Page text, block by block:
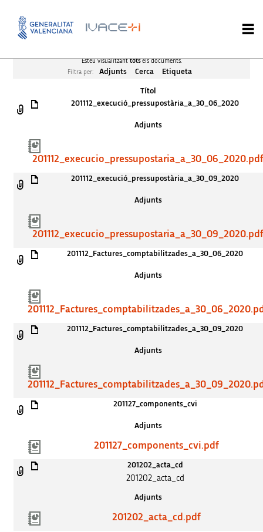
Esteu visualitzant totsels documents.
Filtra per:
Adjunts Cerca Etiqueta
Títol
201112_execució_pressupostària_a_30_06_2020
Adjunts
201112_execució_pressupostària_a_30_09_2020
Adjunts
201112_Factures_comptabilitzades_a_30_06_2020
Adjunts
201112_Factures_comptabilitzades_a_30_09_2020
Adjunts
201127_components_cvi
Adjunts
201127_components_cvi.pdf
201202_acta_cd
201202_acta_cd
Adjunts
201202_acta_cd.pdf